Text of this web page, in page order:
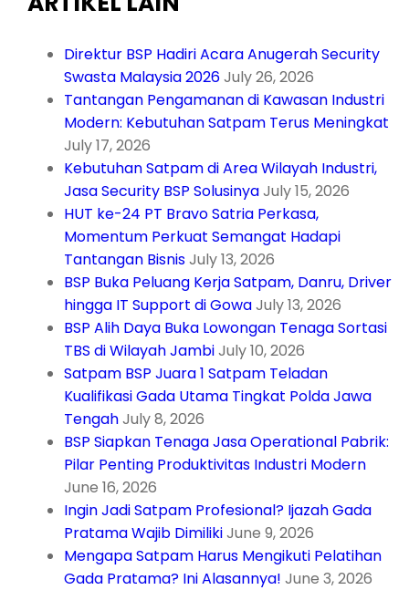
Direktur BSP Hadiri Acara Anugerah Security
Swasta Malaysia 2026July 26, 2026
Tantangan Pengamanan di Kawasan Industri
Modern: Kebutuhan Satpam Terus Meningkat
July 17, 2026
Kebutuhan Satpam di Area Wilayah Industri,
Jasa Security BSP SolusinyaJuly 15, 2026
HUT ke-24 PT Bravo Satria Perkasa,
Momentum Perkuat Semangat Hadapi
Tantangan BisnisJuly 13, 2026
BSP Buka Peluang Kerja Satpam, Danru, Driver
hingga IT Support di GowaJuly 13, 2026
BSP Alih Daya Buka Lowongan Tenaga Sortasi
TBS di Wilayah JambiJuly 10, 2026
Satpam BSP Juara 1 Satpam Teladan
Kualifikasi Gada Utama Tingkat Polda Jawa
TengahJuly 8, 2026
BSP Siapkan Tenaga Jasa Operational Pabrik:
Pilar Penting Produktivitas Industri Modern
June 16, 2026
Ingin Jadi Satpam Profesional? Ijazah Gada
Pratama Wajib DimilikiJune 9, 2026
Mengapa Satpam Harus Mengikuti Pelatihan
Gada Pratama? Ini Alasannya! June 3, 2026